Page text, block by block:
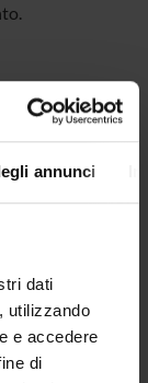
annunci
dati
utilizzando
e accedere
di